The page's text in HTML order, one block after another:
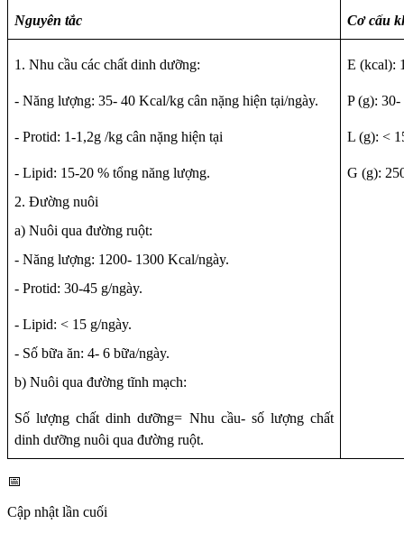
Nguyên tắc Cơ cấu
1. Nhu cầu các chất dinh dưỡng:
-Năng lượng: 35- 40 Kcal/kg cân nặng hiện tại/ngày.
- Protid: 1-1,2g /kg cân nặng hiện tại
- Lipid: 15-20 % tổng năng lượng.
2. Đường nuôi
a) Nuôi qua đường ruột:
- Năng lượng: 1200- 1300 Kcal/ngày.
- Protid: 30-45 g/ngày.
- Lipid: < 15 g/ngày.
- Số bữa ăn: 4- 6 bữa/ngày.
b) Nuôi qua đường tĩnh mạch:
Số lượng chất dinh dưỡng= Nhu cầu- số lượng chất
dinh dưỡng nuôi qua đường ruột.
E (kcal):
P (g): 30-
L (g): <
G (g):
📅
Cập nhật lần cuối